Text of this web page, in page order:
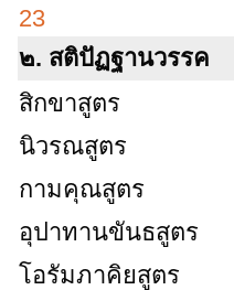
23
๒. สติปัฏฐานวรรค
สิกขาสูตร
นิวรณสูตร
กามคุณสูตร
อุปาทานขันธสูตร
โอรัมภาคิยสูตร